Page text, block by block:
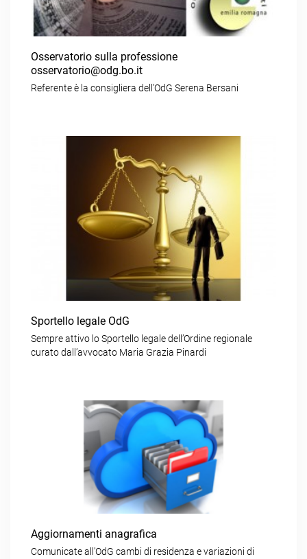
Osservatorio sulla professione
osservatorio@odg.bo.it
Referente è la consigliera dell’OdG Serena Bersani
Sportello legale OdG
Sempre attivo lo Sportello legale dell’Ordine regionale
curato dall’avvocato Maria Grazia Pinardi
Aggiornamenti anagrafica
Comunicate all’OdG cambi di residenza e variazioni di